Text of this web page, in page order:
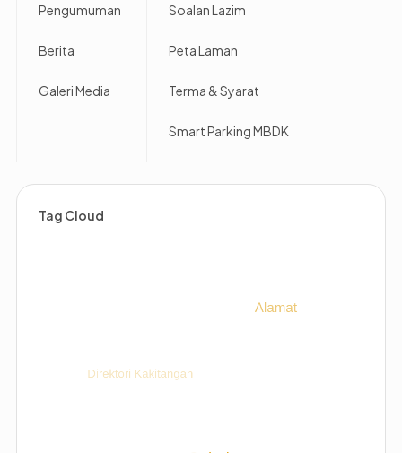
Pengumuman
Berita
Galeri Media
Soalan Lazim
Peta Laman
Terma & Syarat
Smart Parking MBDK
Tag Cloud